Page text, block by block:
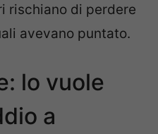
rischiano di perdere
avevano puntato.
lo vuole
a